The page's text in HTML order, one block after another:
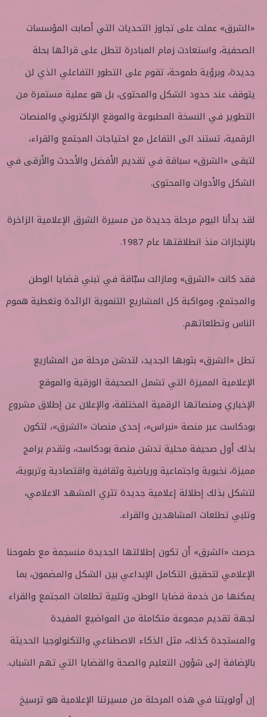
«الشرق» عملت على تجاوز التحديات التي أصابت المؤسسات
الصحفية، واستعادت زمام المبادرة لتطل على قرائها بحلة
جديدة، وبرؤية طموحة، تقوم على التطور التفاعلي الذي لن
يتوقف عند حدود الشكل والمحتوى، بل هو عملية مستمرة من
التطوير في النسخة المطبوعة والموقع الإلكتروني والمنصات
الرقمية، تستند الى التفاعل مع احتياجات المجتمع والقراء،
لتبقى «الشرق» سباقة في تقديم الأفضل والأحدث والأرقى في
الشكل والأدوات والمحتوى.
لقد بدأنا اليوم مرحلة جديدة من مسيرة الشرق الإعلامية الزاخرة
بالإنجازات منذ انطلاقتها عام 1987.
فقد كانت «الشرق» ومازالت سبّاقة في تبني قضايا الوطن
والمجتمع، ومواكبة كل المشاريع التنموية الرائدة وتغطية هموم
الناس وتطلعاتهم.
تطل «الشرق» بثوبها الجديد، لتدشن مرحلة من المشاريع
الإعلامية المميزة التي تشمل الصحيفة الورقية والموقع
الإخباري ومنصاتها الرقمية المختلفة، والإعلان عن إطلاق مشروع
بودكاست عبر منصة «نبراس»، إحدى منصات «الشرق»، لتكون
بذلك أول صحيفة محلية تدشن منصة بودكاست، وتقدم برامج
مميزة، نخبوية واجتماعية ورياضية وثقافية واقتصادية وتربوية،
لتشكل بذلك إطلالة إعلامية جديدة تثري المشهد الاعلامي،
وتلبي تطلعات المشاهدين والقراء.
حرصت «الشرق» أن تكون إطلالتها الجديدة منسجمة مع طموحنا
الإعلامي لتحقيق التكامل الإبداعي بين الشكل والمضمون، بما
يمكنها من خدمة قضايا الوطن، وتلبية تطلعات المجتمع والقراء
لجهة تقديم مجموعة متكاملة من المواضيع المفيدة
والمستجدة كذلك، مثل الذكاء الاصطناعي والتكنولوجيا الحديثة
بالإضافة إلى شؤون التعليم والصحة والقضايا التي تهم الشباب.
إن أولويتنا في هذه المرحلة من مسيرتنا الإعلامية هو ترسيخ